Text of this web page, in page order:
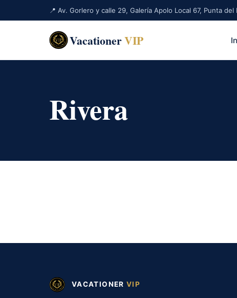
📍 Av. Gorlero y calle 29, Galería Apolo Local 67, Punta
VacationerVIP
Rivera
VACATIONER VIP